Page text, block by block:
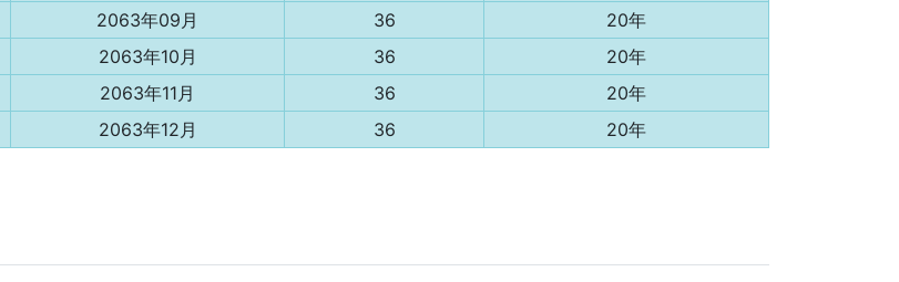
2063年09月 36
20年
2063年10月 36
20年
2063年11月 36
20年
2063年12月 36 20年